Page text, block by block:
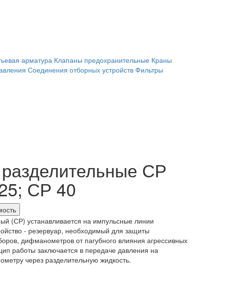
арматура Клапаны предохранительные Краны
Соединения отборных устройств Фильтры
СР
СР 40
(СР) устанавливается на импульсные линии
- резервуар, необходимый для защиты
дифманометров от пагубного влияния агрессивных
работы заключается в передаче давления на
через разделительную жидкость.